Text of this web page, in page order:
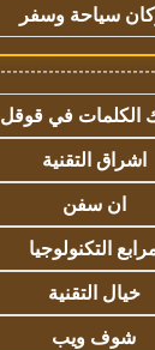
سياحة وسفر
الكلمات في قوقل
اشراق التقنية
ان سفن
التكنولوجيا
خيال التقنية
شوف ويب